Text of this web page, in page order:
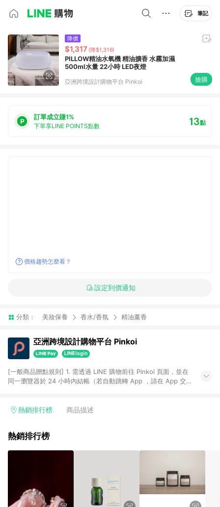
筆記
降價
$1,317 (降$1,316)
PILLOW精油水氧機 精油擴香 水霧加濕
500ml水量 22小時 LED夜燈
亞洲跨境設計購物平台 Pinkoi 搶購
訂單成立賺1%
下單享LINE POINTS點數 13點
價格趨勢怎麼看？
設定到價通知
分類： 美妝保養 香水/香氛 精油薰香
亞洲跨境設計購物平台 Pinkoi
[一般商品贈點規則] 1. 需透過 LINE 購物前往 Pinkoi 頁面，並在
同一瀏覽器於 24 小時內結帳（若自動跳轉 App ，請在 App 交
回饋訂單不得享有 Pinkoi 站方優惠，例如首購優惠，P coins，
行為，不具贈點資格，部分退款不在此限。 6. APP 請更新至
顏色、價位、贈品如與 Pinkoi 商品資訊頁及購物車不符，以
Pinkoi 購物商品資訊頁及購物車標示為準。 10. 點數紅包使用規
則請以點數紅包活動說明為準。 11. 若於 LINE 購物前往 Pinkoi
頁面後才首次下載 Pinkoi APP 並完成訂單，不符合導購資格；承
熱銷排行榜 商品描述
熱銷排行榜